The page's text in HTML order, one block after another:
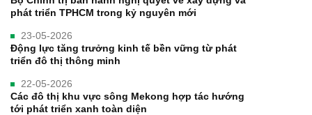
phát triển TPHCM trong kỷ nguyên mới
23-05-2026
Động lực tăng trưởng kinh tế bền vững từ phát
triển đô thị thông minh
22-05-2026
Các đô thị khu vực sông Mekong hợp tác hướng
tới phát triển xanh toàn diện